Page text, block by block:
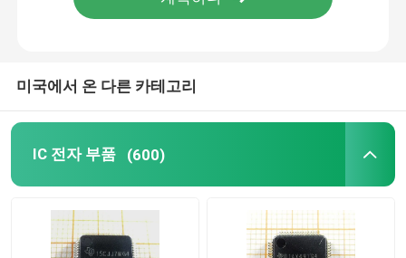
양극 접합 트랜지스터
이엠아이 필터 SMD
미국에서 온 다른 카테고리
IC 전자 부품 (600)